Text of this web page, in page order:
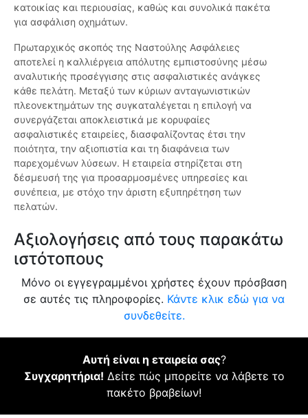
κατοικίας και περιουσίας, καθώς και συνολικά πακέτα
για ασφάλιση οχημάτων.
Πρωταρχικός σκοπός της Ναστούλης Ασφάλειες
αποτελεί η καλλιέργεια απόλυτης εμπιστοσύνης μέσω
αναλυτικής προσέγγισης στις ασφαλιστικές ανάγκες
κάθε πελάτη. Μεταξύ των κύριων ανταγωνιστικών
πλεονεκτημάτων της συγκαταλέγεται η επιλογή να
συνεργάζεται αποκλειστικά με κορυφαίες
ασφαλιστικές εταιρείες, διασφαλίζοντας έτσι την
ποιότητα, την αξιοπιστία και τη διαφάνεια των
παρεχομένων λύσεων. Η εταιρεία στηρίζεται στη
δέσμευσή της για προσαρμοσμένες υπηρεσίες και
συνέπεια, με στόχο την άριστη εξυπηρέτηση των
πελατών.
Αξιολογήσεις από τους παρακάτω
ιστότοπους
Μόνο οι εγγεγραμμένοι χρήστες έχουν πρόσβαση
σε αυτές τις πληροφορίες. Κάντε κλικ εδώ για να
συνδεθείτε.
Αυτή είναι η εταιρεία σας?
Συγχαρητήρια! Δείτε πώς μπορείτε να λάβετε το
πακέτο βραβείων!